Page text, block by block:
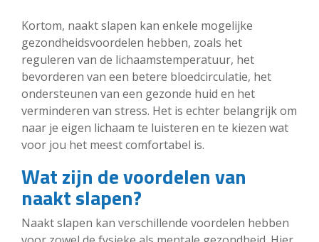
Kortom, naakt slapen kan enkele mogelijke
gezondheidsvoordelen hebben, zoals het
reguleren van de lichaamstemperatuur, het
bevorderen van een betere bloedcirculatie, het
ondersteunen van een gezonde huid en het
verminderen van stress. Het is echter belangrijk om
naar je eigen lichaam te luisteren en te kiezen wat
voor jou het meest comfortabel is.
Wat zijn de voordelen van
naakt slapen?
Naakt slapen kan verschillende voordelen hebben